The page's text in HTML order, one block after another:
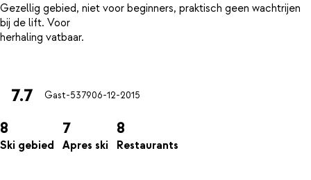
Gezellig gebied, niet voor beginners, praktisch geen wachtrijen
bij de lift. Voor
herhaling vatbaar.
7.7 Gast-537906-12-2015
8
Ski gebied
7
Apres ski
8
Restaurants